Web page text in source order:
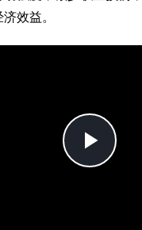
效益。